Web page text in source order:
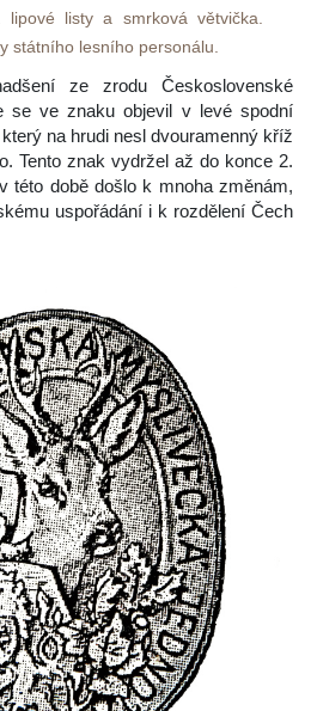
listy a smrková větvička.
státního lesního personálu.
ze zrodu Československé
se ve znaku objevil v levé spodní
na hrudi nesl dvouramenný kříž
Tento znak vydržel až do konce 2.
době došlo k mnoha změnám,
uspořádání i k rozdělení Čech